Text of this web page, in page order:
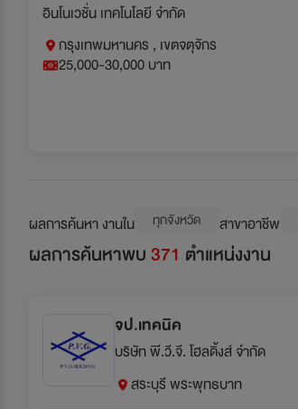
อินโนเวชั่น เทคโนโลยี จำกัด
กรุงเทพมหานคร , เขตจตุจักร
25,000-30,000 บาท
ผลการค้นหา งานใน ทุกจังหวัด สาขาอาชีพ
ผลการค้นหาพบ371 ตำแหน่งงาน
จป.เทคนิค
บริษัท พี.วี.จี. โฮลดิ้งส์ จำกัด
สระบุรี พระพุทธบาท